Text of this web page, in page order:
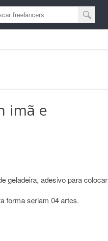
imã e
geladeira, adesivo para colocar
forma seriam 04 artes.